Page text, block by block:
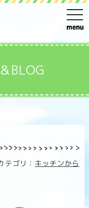
t
o
g
n
BLOG
ゴリ： キッチンから